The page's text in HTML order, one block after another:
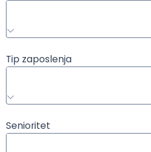
Tip zaposlenja
Senioritet